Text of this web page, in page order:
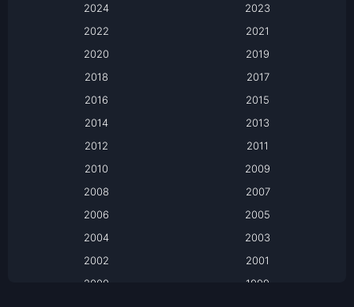
Based on a True Story เรื่องจริง
Based on a True Story เรื่องจริง
2024
2023
2022
2021
2020
2019
2018
2017
2016
2015
2014
2013
2012
2011
2010
2009
2008
2007
2006
2005
2004
2003
2002
2001
2000
1999